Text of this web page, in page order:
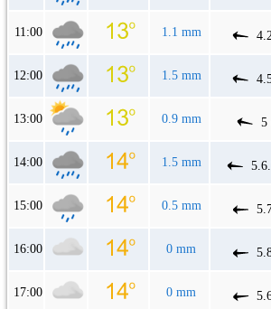
11:00 1.1 mm
12:00 1.5 mm
13:00 0.9 mm 5
14:00 1.5 mm
15:00 0.5 mm
16:00 0 mm
17:00 0 mm